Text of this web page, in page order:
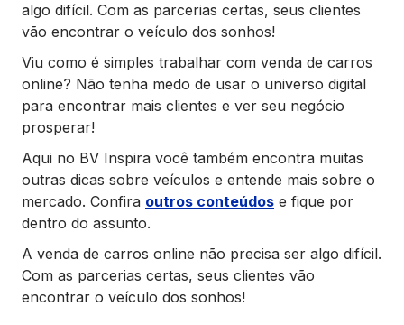
algo difícil. Com as parcerias certas, seus clientes
vão encontrar o veículo dos sonhos!
Viu como é simples trabalhar com venda de carros
online? Não tenha medo de usar o universo digital
para encontrar mais clientes e ver seu negócio
prosperar!
Aqui no BV Inspira você também encontra muitas
outras dicas sobre veículos e entende mais sobre o
mercado. Confira outros conteúdos e fique por
dentro do assunto.
A venda de carros online não precisa ser algo difícil.
Com as parcerias certas, seus clientes vão
encontrar o veículo dos sonhos!